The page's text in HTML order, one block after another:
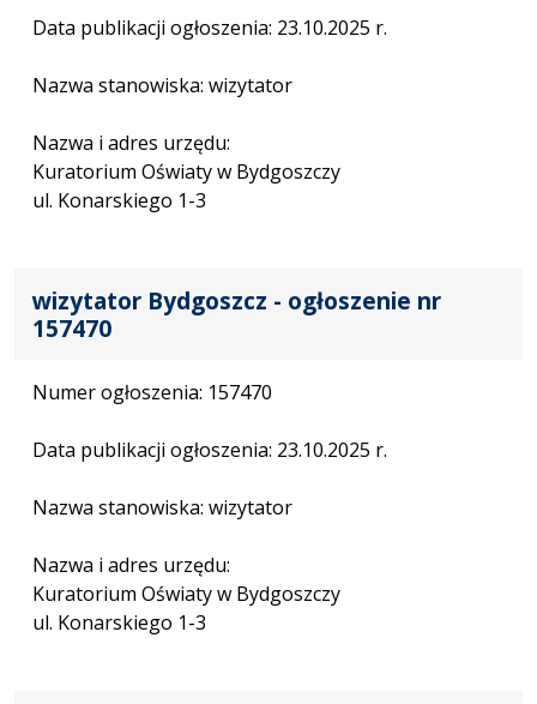
Data publikacji ogłoszenia: 23.10.2025 r.
Nazwa stanowiska: wizytator
Nazwa i adres urzędu:
Kuratorium Oświaty w Bydgoszczy
ul. Konarskiego 1-3
wizytator Bydgoszcz - ogłoszenie nr
157470
Numer ogłoszenia: 157470
Data publikacji ogłoszenia: 23.10.2025 r.
Nazwa stanowiska: wizytator
Nazwa i adres urzędu:
Kuratorium Oświaty w Bydgoszczy
ul. Konarskiego 1-3